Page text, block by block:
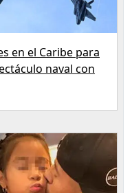
en el Caribe para
naval con